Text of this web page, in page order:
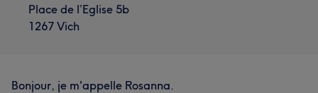
Place de l’Eglise 5b
1267 Vich
Bonjour, je m'appelle Rosanna.